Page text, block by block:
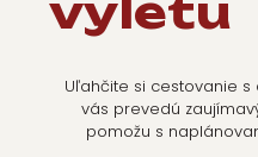
výletu
Uľahčite si cestovanie s
vás prevedú
pomožu s